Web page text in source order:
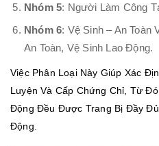
Nhóm 5: Người Làm Công
Nhóm 6: Vệ Sinh – An Toàn
An Toàn, Vệ Sinh Lao Động.
Việc Phân Loại Này Giúp Xác
Luyện Và Cấp Chứng Chỉ, Từ
Động Đều Được Trang Bị Đầy Đủ
Động.